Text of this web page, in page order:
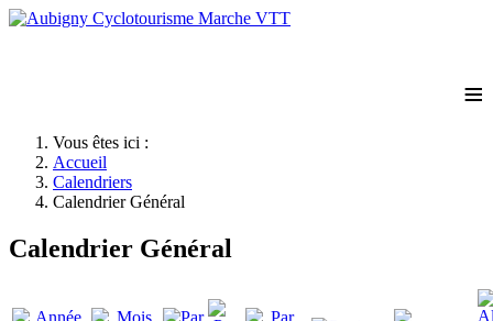
≡
Vous êtes ici :
Accueil
Calendriers
Calendrier Général
Calendrier Général